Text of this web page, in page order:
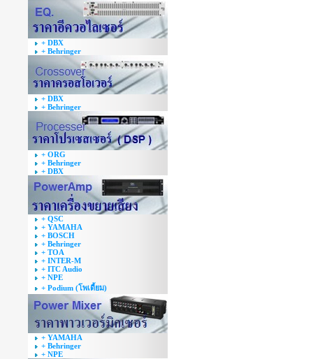
+ DBX
+ Behringer
+ DBX
+ Behringer
+ ORG
+ Behringer
+ DBX
+ QSC
+ YAMAHA
+ BOSCH
+ Behringer
+ TOA
+ INTER-M
+ ITC Audio
+ NPE
+ Podium (โพเดี้ยม)
+ YAMAHA
+ Behringer
+ NPE